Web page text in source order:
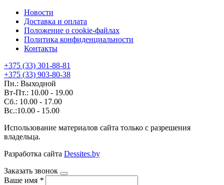
Новости
Доставка и оплата
Положение о cookie-файлах
Политика конфиденциальности
Контакты
+375 (33) 301-88-81
+375 (33) 903-80-38
Пн.: Выходной
Вт-Пт.: 10.00 - 19.00
Сб.: 10.00 - 17.00
Вс.:10.00 - 15.00
Использование материалов сайта только с разрешения
владельца.
Разработка сайта Dessites.by
Заказать звонок
Ваше имя *